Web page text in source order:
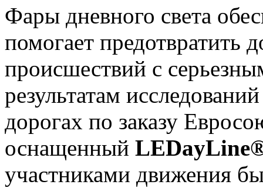
Фары дневного света
помогает предотвратить
происшествий с
результатам
дорогах по заказу
оснащенный
участниками движения